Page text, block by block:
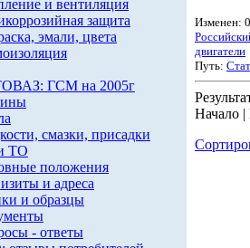
и вентиляция
защита
эмали, цвета
ГСМ на 2005г
смазки, присадки
ТО
положения
и адреса
и образцы
- ответы
Изменен:
двигатели
Путь:
Начало |